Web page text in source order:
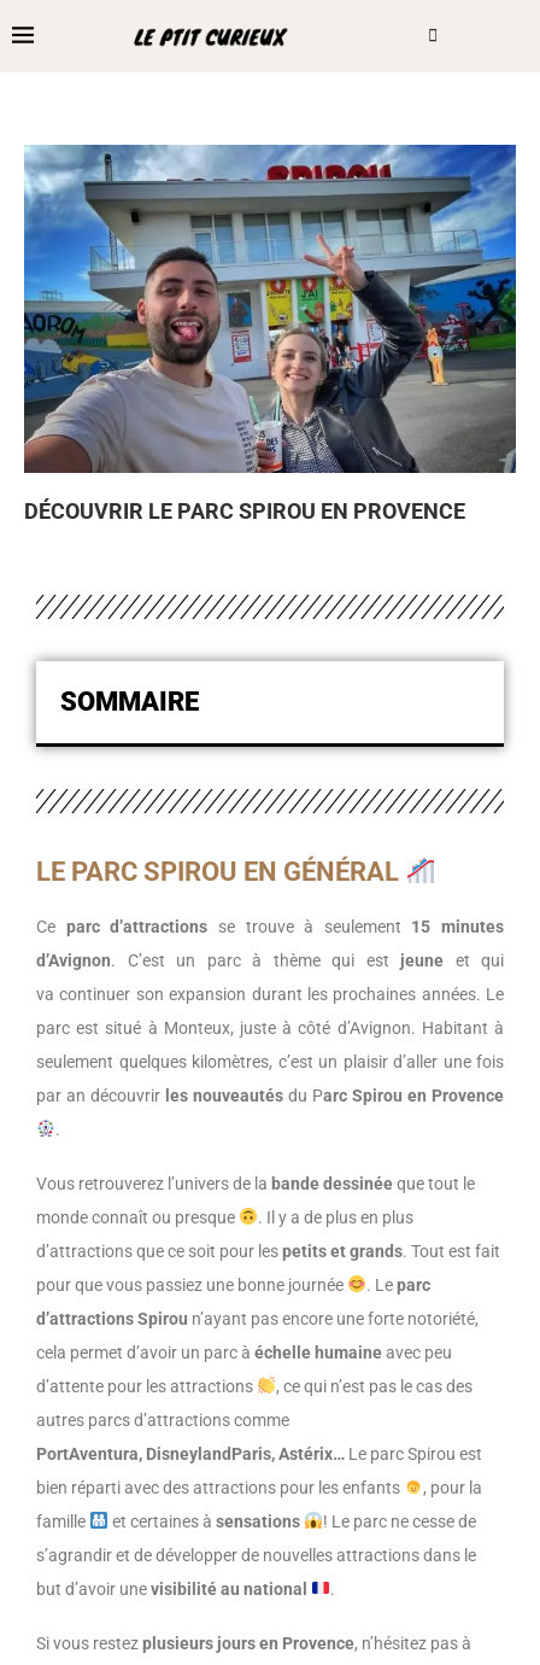
DÉCOUVRIR LE PARC SPIROU EN PROVENCE
SOMMAIRE
LE PARC SPIROU EN GÉNÉRAL
Ce parc d’attractions se trouve à seulement 15 minutes
d’Avignon. C’est un parc à thème qui est jeune et qui
va continuer son expansion durant les prochaines années. Le
parc est situé à Monteux, juste à côté d’Avignon. Habitant à
seulement quelques kilomètres, c’est un plaisir d’aller une fois
par an découvrir les nouveautés du Parc Spirou en Provence
.
Vous retrouverez l’univers de la bande dessinéeque tout le
monde connaît ou presque
. Il y a de plus en plus
d’attractions que ce soit pour lespetits et grands. Tout est fait
pour que vous passiez une bonne journée
. Leparc
d’attractions Spirou n’ayant pas encore une forte notoriété,
cela permet d’avoir un parc à échelle humaineavec peu
d’attente pour les attractions
, ce qui n’est pas le cas des
autres parcs d’attractions comme
PortAventura, DisneylandParis, Astérix… Le parc Spirou est
bien réparti avec des attractions pour les enfants
, pour la
famille
et certaines à sensations ! Le parc ne cesse de
s’agrandir et de développer de nouvelles attractions dans le
but d’avoir unevisibilité au national .
Si vous restezplusieurs jours en Provence, n’hésitez pas à